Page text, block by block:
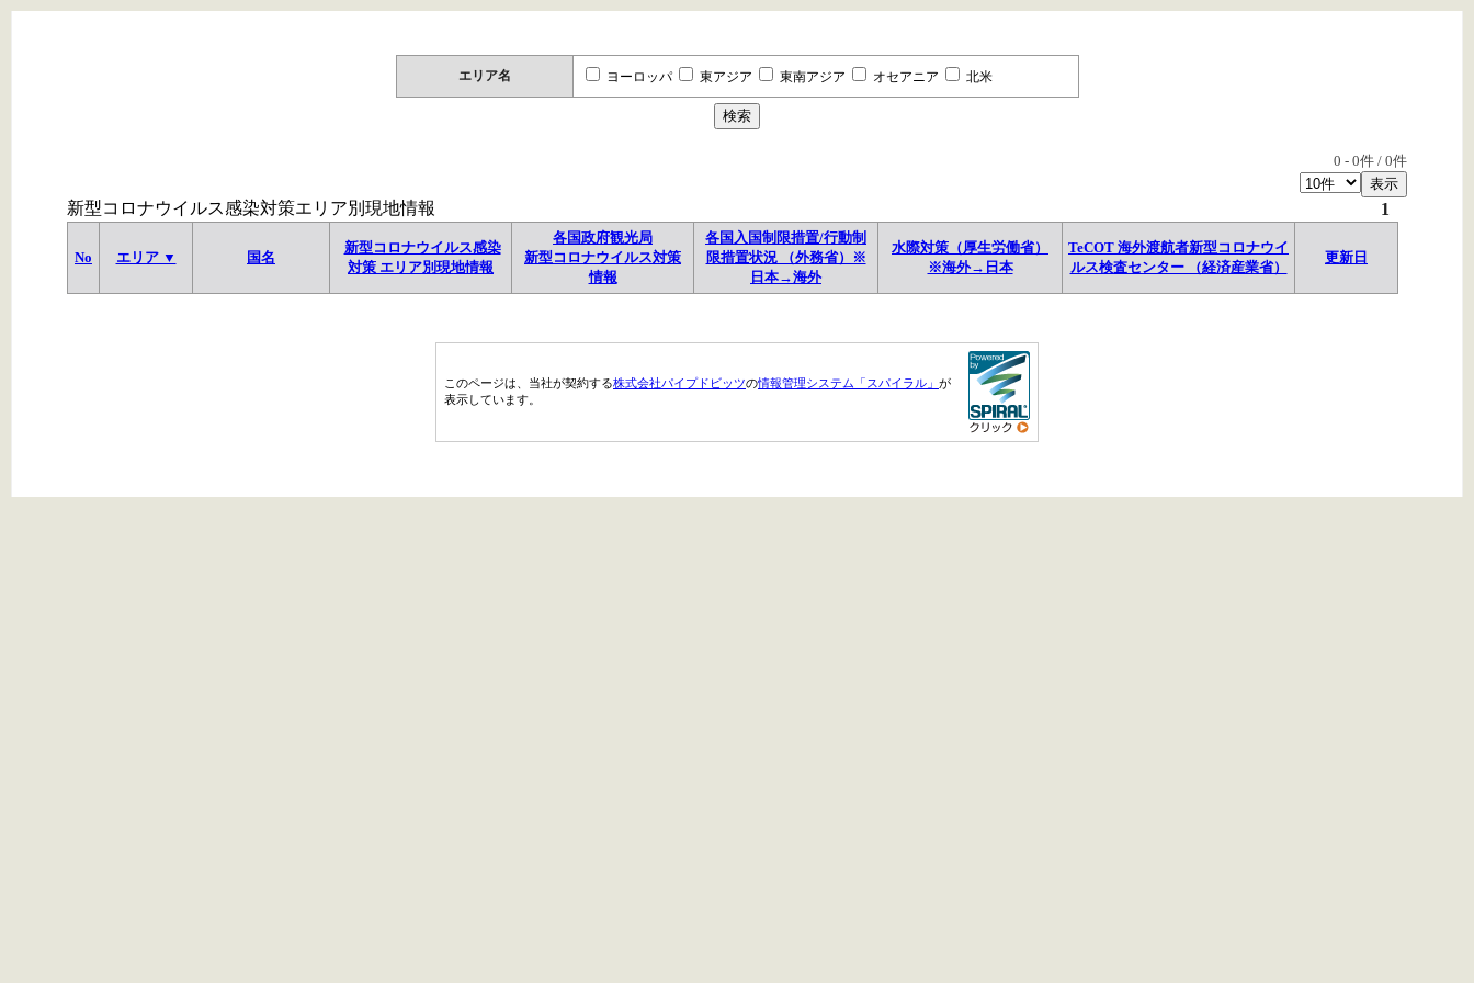
エリア名 ヨーロッパ 東アジア 東南アジア オセアニア 北米
0 - 0件 / 0件
新型コロナウイルス感染対策エリア別現地情報 1
No エリア ▼ 国名
新型コロナウイルス感染
対策 エリア別現地情報
各国政府観光局
新型コロナウイルス対策
情報
各国入国制限措置/行動制
限措置状況 （外務省）※
日本→海外
水際対策（厚生労働省）
※海外→日本
TeCOT 海外渡航者新型コロナウイ
ルス検査センター （経済産業省）
更新日
このページは、当社が契約する株式会社パイプドビッツの情報管理システム「スパイラル」 が
表示しています。